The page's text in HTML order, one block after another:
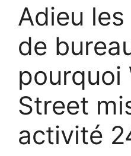
Adieu
de
pourquoi
Street
activité